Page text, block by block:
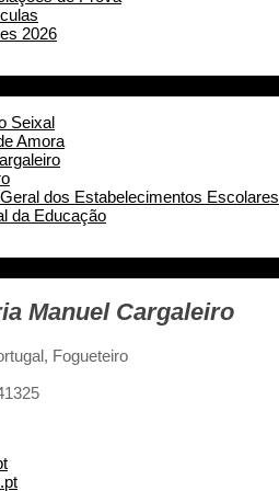
2026
Seixal
Amora
dos Estabelecimentos Escolares
da Educação
Manuel Cargaleiro
Fogueteiro